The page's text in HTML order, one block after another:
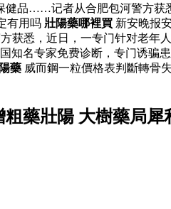
品……记者从合肥包河警方
有用吗 壯陽藥哪裡買 新安晚报
悉，近日，一专门针对老年
知名专家免费诊断，专门诱
藥 威而鋼一粒價格表判斷轉骨
藥壯陽 大樹藥局犀